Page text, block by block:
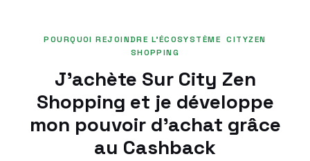
POURQUOI REJOINDRE L’ÉCOSYSTÈME CITYZEN
SHOPPING
J’achète Sur City Zen
Shopping et je développe
mon pouvoir d’achat grâce
au Cashback